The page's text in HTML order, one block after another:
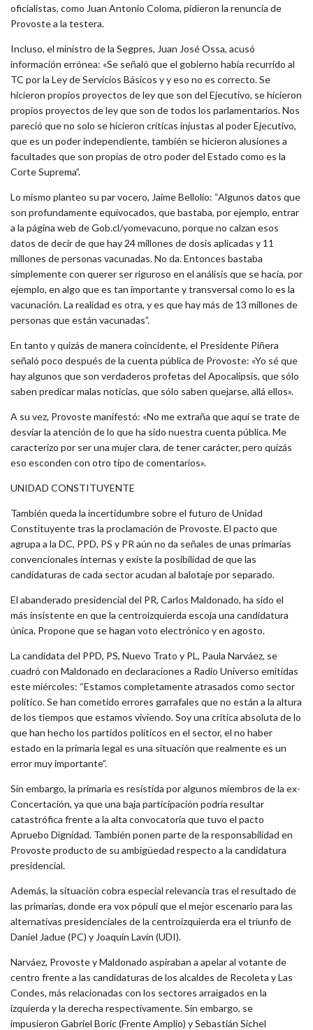
oficialistas, como Juan Antonio Coloma, pidieron la renuncia de
Provoste a la testera.
Incluso, el ministro de la Segpres, Juan José Ossa, acusó
información errónea: «Se señaló que el gobierno había recurrido al
TC por la Ley de Servicios Básicos y y eso no es correcto. Se
hicieron propios proyectos de ley que son del Ejecutivo, se hicieron
propios proyectos de ley que son de todos los parlamentarios. Nos
pareció que no solo se hicieron críticas injustas al poder Ejecutivo,
que es un poder independiente, también se hicieron alusiones a
facultades que son propias de otro poder del Estado como es la
Corte Suprema”.
Lo mismo planteo su par vocero, Jaime Bellolio: “Algunos datos que
son profundamente equivocados, que bastaba, por ejemplo, entrar
a la página web de Gob.cl/yomevacuno, porque no calzan esos
datos de decir de que hay 24 millones de dosis aplicadas y 11
millones de personas vacunadas. No da. Entonces bastaba
simplemente con querer ser riguroso en el análisis que se hacía, por
ejemplo, en algo que es tan importante y transversal como lo es la
vacunación. La realidad es otra, y es que hay más de 13 millones de
personas que están vacunadas”.
En tanto y quizás de manera coincidente, el Presidente Piñera
señaló poco después de la cuenta pública de Provoste: «Yo sé que
hay algunos que son verdaderos profetas del Apocalipsis, que sólo
saben predicar malas noticias, que sólo saben quejarse, allá ellos».
A su vez, Provoste manifestó: «No me extraña que aquí se trate de
desviar la atención de lo que ha sido nuestra cuenta pública. Me
caracterizo por ser una mujer clara, de tener carácter, pero quizás
eso esconden con otro tipo de comentarios».
UNIDAD CONSTITUYENTE
También queda la incertidumbre sobre el futuro de Unidad
Constituyente tras la proclamación de Provoste. El pacto que
agrupa a la DC, PPD, PS y PR aún no da señales de unas primarias
convencionales internas y existe la posibilidad de que las
candidaturas de cada sector acudan al balotaje por separado.
El abanderado presidencial del PR, Carlos Maldonado, ha sido el
más insistente en que la centroizquierda escoja una candidatura
única. Propone que se hagan voto electrónico y en agosto.
La candidata del PPD, PS, Nuevo Trato y PL, Paula Narváez, se
cuadró con Maldonado en declaraciones a Radio Universo emitidas
este miércoles: “Estamos completamente atrasados como sector
político. Se han cometido errores garrafales que no están a la altura
de los tiempos que estamos viviendo. Soy una crítica absoluta de lo
que han hecho los partidos políticos en el sector, el no haber
estado en la primaria legal es una situación que realmente es un
error muy importante”.
Sin embargo, la primaria es resistida por algunos miembros de la ex-
Concertación, ya que una baja participación podría resultar
catastrófica frente a la alta convocatoria que tuvo el pacto
Apruebo Dignidad. También ponen parte de la responsabilidad en
Provoste producto de su ambigüedad respecto a la candidatura
presidencial.
Además, la situación cobra especial relevancia tras el resultado de
las primarias, donde era vox pópuli que el mejor escenario para las
alternativas presidenciales de la centroizquierda era el triunfo de
Daniel Jadue (PC) y Joaquín Lavín (UDI).
Narváez, Provoste y Maldonado aspiraban a apelar al votante de
centro frente a las candidaturas de los alcaldes de Recoleta y Las
Condes, más relacionadas con los sectores arraigados en la
izquierda y la derecha respectivamente. Sin embargo, se
impusieron Gabriel Boric (Frente Amplio) y Sebastián Sichel